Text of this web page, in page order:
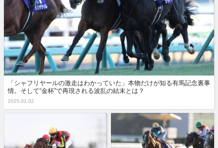
「シャフリヤールの激走はわかっていた」本物だけが知る有馬記念裏事
情。そして“金杯”で再現される波乱の結末とは？
2025.01.02